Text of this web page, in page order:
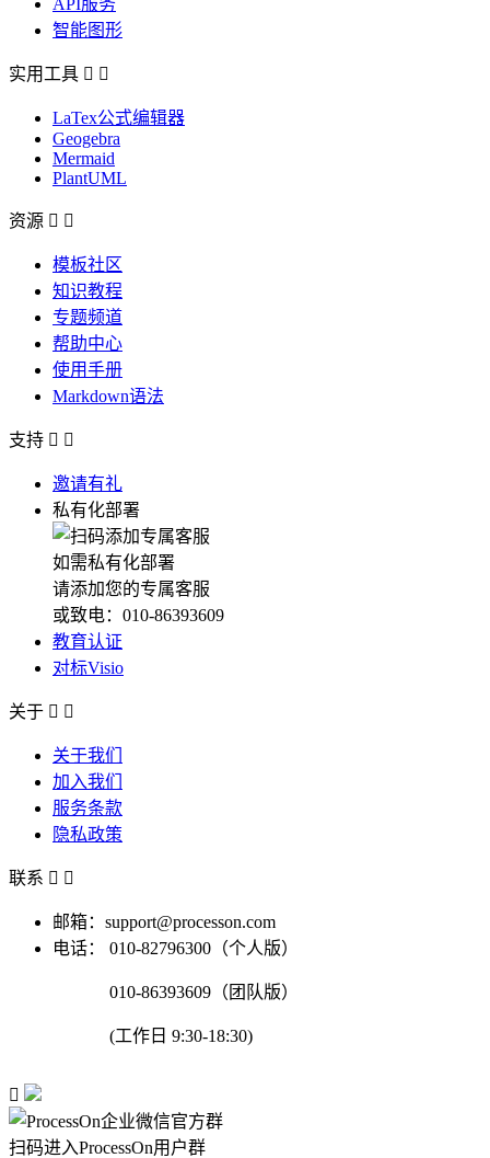
智能图形
实用工具  
LaTex公式编辑器
Geogebra
Mermaid
PlantUML
资源  
模板社区
知识教程
专题频道
帮助中心
使用手册
Markdown语法
支持  
邀请有礼
私有化部署
如需私有化部署
请添加您的专属客服
或致电：010-86393609
教育认证
对标Visio
关于  
关于我们
加入我们
服务条款
隐私政策
联系  
邮箱：support@processon.com
电话：
010-82796300（个人版）
010-86393609（团队版）
(工作日 9:30-18:30)

扫码进入ProcessOn用户群